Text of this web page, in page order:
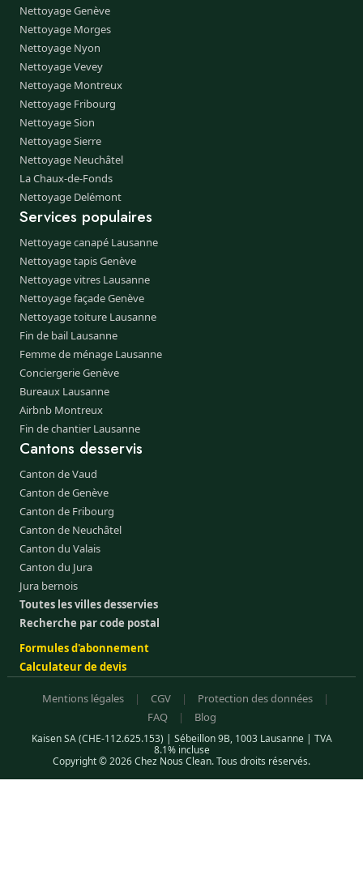
Nettoyage Genève
Nettoyage Morges
Nettoyage Nyon
Nettoyage Vevey
Nettoyage Montreux
Nettoyage Fribourg
Nettoyage Sion
Nettoyage Sierre
Nettoyage Neuchâtel
La Chaux-de-Fonds
Nettoyage Delémont
Services populaires
Nettoyage canapé Lausanne
Nettoyage tapis Genève
Nettoyage vitres Lausanne
Nettoyage façade Genève
Nettoyage toiture Lausanne
Fin de bail Lausanne
Femme de ménage Lausanne
Conciergerie Genève
Bureaux Lausanne
Airbnb Montreux
Fin de chantier Lausanne
Cantons desservis
Canton de Vaud
Canton de Genève
Canton de Fribourg
Canton de Neuchâtel
Canton du Valais
Canton du Jura
Jura bernois
Toutes les villes desservies
Recherche par code postal
Formules d'abonnement
Calculateur de devis
Mentions légales | CGV | Protection des données
|
FAQ
| Blog
Kaisen SA (CHE-112.625.153) | Sébeillon 9B, 1003 Lausanne | TVA
8.1% incluse
Copyright © 2026 Chez Nous Clean. Tous droits réservés.